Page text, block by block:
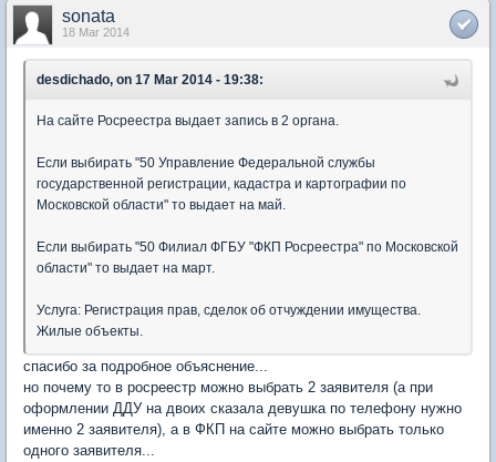
sonata
18 Mar 2014
desdichado, on 17 Mar 2014 - 19:38:
На сайте Росреестра выдает запись в 2 органа.
Если выбирать "50 Управление Федеральной службы
государственной регистрации, кадастра и картографии по
Московской области" то выдает на май.
Если выбирать "50 Филиал ФГБУ "ФКП Росреестра" по Московской
области" то выдает на март.
Услуга: Регистрация прав, сделок об отчуждении имущества.
Жилые объекты.
спасибо за подробное объяснение...
но почему то в росреестр можно выбрать 2 заявителя (а при
оформлении ДДУ на двоих сказала девушка по телефону нужно
именно 2 заявителя), а в ФКП на сайте можно выбрать только
одного заявителя...